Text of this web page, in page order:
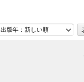
出版年：新しい順